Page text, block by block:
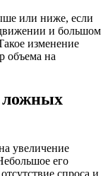
или ниже, если
и большом
изменение
объема на
увеличение
его
спроса и